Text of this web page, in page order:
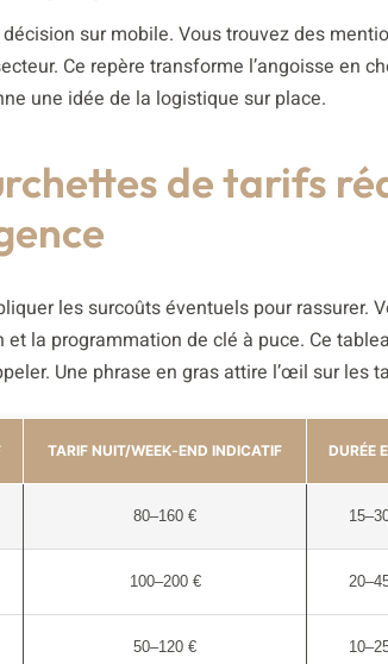
sur mobile. Vous trouvez des
Ce repère transforme l’angoisse en
une idée de la logistique sur place.
de tarifs
les surcoûts éventuels pour rassurer.
et la programmation de clé à puce. Ce
Une phrase en gras attire l’œil sur les
TARIF NUIT/WEEK‑END INDICATIF DURÉE
80–160 €
100–200 €
50–120 €